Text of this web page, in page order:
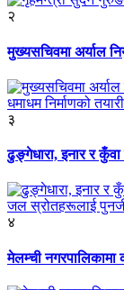
२
मुख्यसचिवमा अर्याल
३
ढुङ्गेधारा, इनार र
४
मेलम्ची नगरपालिकामा